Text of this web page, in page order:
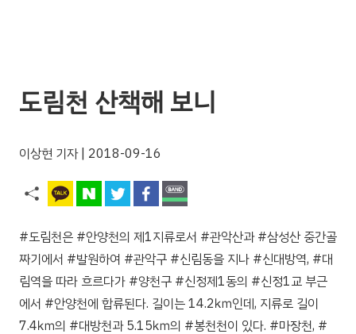
도림천 산책해 보니
이상현 기자| 2018-09-16
#도림천은 #안양천의 제1지류로서 #관악산과 #삼성산 중간골
짜기에서 #발원하여 #관악구 #신림동을 지나 #신대방역, #대
림역을 따라 흐르다가 #양천구 #신정제1동의 #신정1교 부근
에서 #안양천에 합류된다. 길이는 14.2㎞인데, 지류로 길이
7.4㎞의 #대방천과 5.15㎞의 #봉천천이 있다. #마장천, #